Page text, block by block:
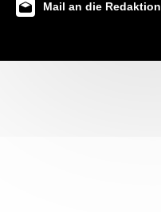
Mail an die Redaktion